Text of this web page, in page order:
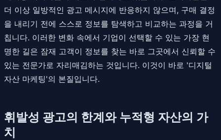
더 이상 일방적인 광고 메시지에 반응하지 않으며, 구매 결정
을 내리기 전에 스스로 정보를 탐색하고 비교하는 과정을 거
칩니다. 이러한 변화 속에서 기업이 선택할 수 있는 가장 현
명한 길은 잠재 고객이 정보를 찾는 바로 그곳에서 신뢰할 수
있는 전문가로 자리매김하는 것입니다. 이것이 바로 '디지털
자산 마케팅'의 본질입니다.
휘발성 광고의 한계와 누적형 자산의 가
치